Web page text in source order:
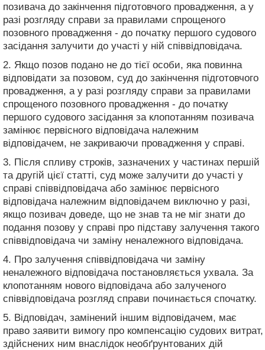
позивача до закінчення підготовчого провадження, а у
разі розгляду справи за правилами спрощеного
позовного провадження - до початку першого судового
засідання залучити до участі у ній співвідповідача.
2. Якщо позов подано не до тієї особи, яка повинна
відповідати за позовом, суд до закінчення підготовчого
провадження, а у разі розгляду справи за правилами
спрощеного позовного провадження - до початку
першого судового засідання за клопотанням позивача
замінює первісного відповідача належним
відповідачем, не закриваючи провадження у справі.
3. Після спливу строків, зазначених у частинах першій
та другій цієї статті, суд може залучити до участі у
справі співвідповідача або замінює первісного
відповідача належним відповідачем виключно у разі,
якщо позивач доведе, що не знав та не міг знати до
подання позову у справі про підставу залучення такого
співвідповідача чи заміну неналежного відповідача.
4. Про залучення співвідповідача чи заміну
неналежного відповідача постановляється ухвала. За
клопотанням нового відповідача або залученого
співвідповідача розгляд справи починається спочатку.
5. Відповідач, замінений іншим відповідачем, має
право заявити вимогу про компенсацію судових витрат,
здійснених ним внаслідок необґрунтованих дій